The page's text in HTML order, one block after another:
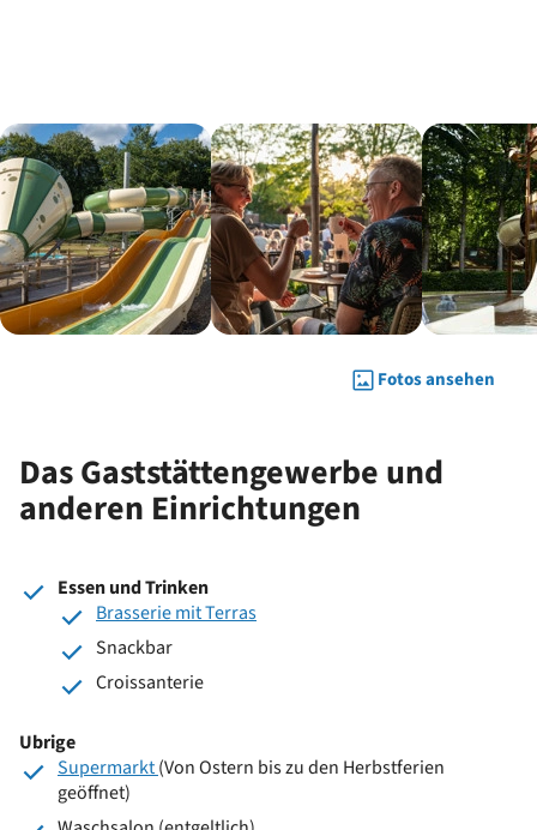
Fotos ansehen
Das Gaststättengewerbe und
anderen Einrichtungen
Essen und Trinken
Brasserie mit Terras
Snackbar
Croissanterie
Ubrige
Supermarkt(Von Ostern bis zu den Herbstferien
geöffnet)